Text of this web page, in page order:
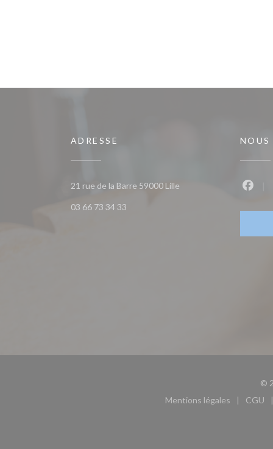
ADRESSE
21 rue de la Barre 59000 Lille((ouvre une nouvelle
03 66 73 34 33
NOUS
©
Mentions légales
((ouvre une
CGU